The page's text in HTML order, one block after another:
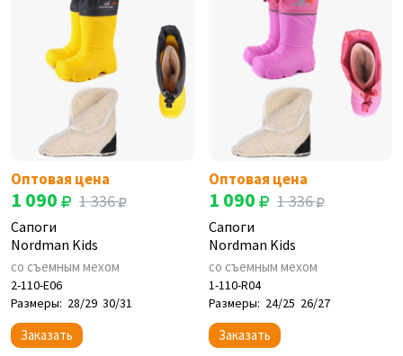
Оптовая цена
1 090 1 336
Сапоги
Nordman Kids
со съемным мехом
2-110-E06
Размеры: 28/29 30/31
Заказать
Оптовая цена
1 090 1 336
Сапоги
Nordman Kids
со съемным мехом
1-110-R04
Размеры: 24/25 26/27
Заказать